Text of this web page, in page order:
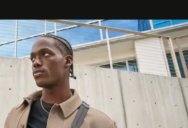
đầu tiên anh trình làng một MV
từ sáng tác, sản xuất, trình